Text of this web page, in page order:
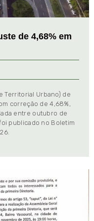
de 4,68% em
Territorial Urbano) de
correção de 4,68%,
entre outubro de
publicado no Boletim